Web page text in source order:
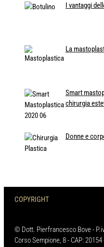
I vantaggi
La
Smart
chirurgia
Donne e
COPYRIGHT
© Dott. Pierfrancesco Bove -
Corso Sempione, 8 - CAP: